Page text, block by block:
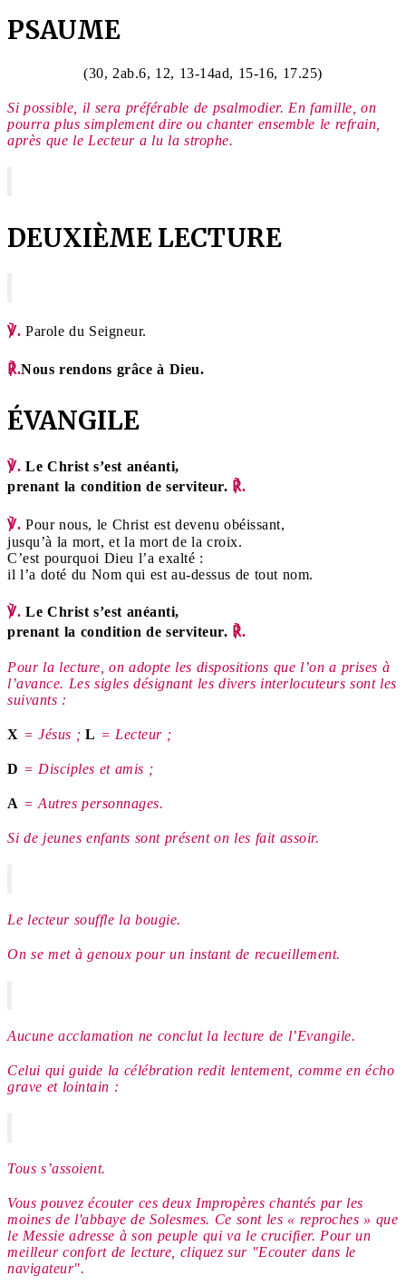
PSAUME
(30, 2ab.6, 12, 13-14ad, 15-16, 17.25)
Si possible, il sera préférable de psalmodier. En famille, on
pourra plus simplement dire ou chanter ensemble le refrain,
après que le Lecteur a lu la strophe.
DEUXIÈME LECTURE
℣. Parole du Seigneur.
℟.Nous rendons grâce à Dieu.
ÉVANGILE
℣. Le Christ s’est anéanti,
prenant la condition de serviteur. ℟.
℣. Pour nous, le Christ est devenu obéissant,
jusqu’à la mort, et la mort de la croix.
C’est pourquoi Dieu l’a exalté :
il l’a doté du Nom qui est au-dessus de tout nom.
℣. Le Christ s’est anéanti,
prenant la condition de serviteur. ℟.
Pour la lecture, on adopte les dispositions que l’on a prises à
l’avance. Les sigles désignant les divers interlocuteurs sont les
suivants :
X = Jésus ; L = Lecteur ;
D = Disciples et amis ;
A = Autres personnages.
Si de jeunes enfants sont présent on les fait assoir.
Le lecteur souffle la bougie.
On se met à genoux pour un instant de recueillement.
Aucune acclamation ne conclut la lecture de l’Evangile.
Celui qui guide la célébration redit lentement, comme en écho
grave et lointain :
Tous s’assoient.
Vous pouvez écouter ces deux Impropères chantés par les
moines de l'abbaye de Solesmes. Ce sont les « reproches » que
le Messie adresse à son peuple qui va le crucifier. Pour un
meilleur confort de lecture, cliquez sur "Ecouter dans le
navigateur".